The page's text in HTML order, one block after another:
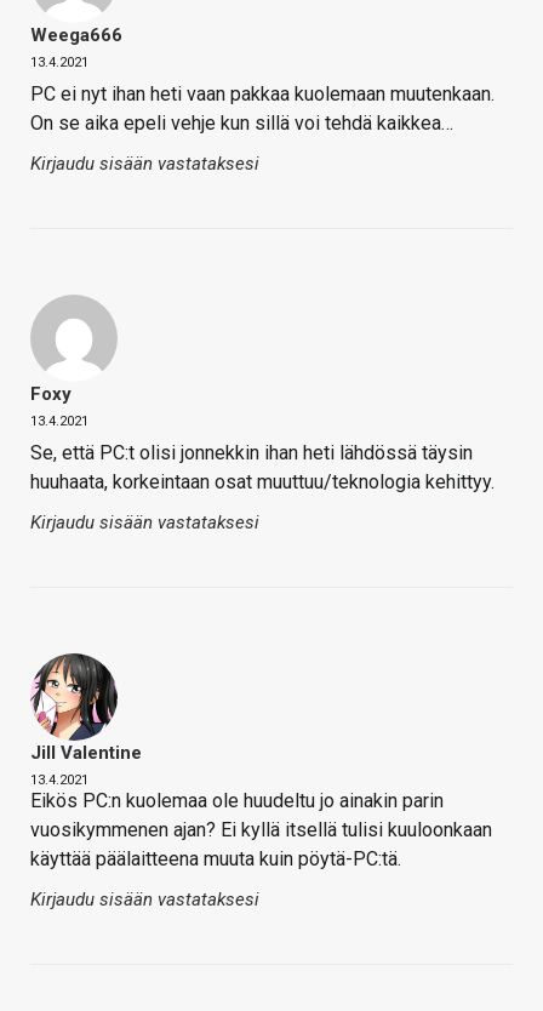
Weega666
13.4.2021
PC ei nyt ihan heti vaan pakkaa kuolemaan muutenkaan.
On se aika epeli vehje kun sillä voi tehdä kaikkea…
Kirjaudu sisään vastataksesi
Foxy
13.4.2021
Se, että PC:t olisi jonnekkin ihan heti lähdössä täysin
huuhaata, korkeintaan osat muuttuu/teknologia kehittyy.
Kirjaudu sisään vastataksesi
Jill Valentine
13.4.2021
Eikös PC:n kuolemaa ole huudeltu jo ainakin parin
vuosikymmenen ajan? Ei kyllä itsellä tulisi kuuloonkaan
käyttää päälaitteena muuta kuin pöytä-PC:tä.
Kirjaudu sisään vastataksesi